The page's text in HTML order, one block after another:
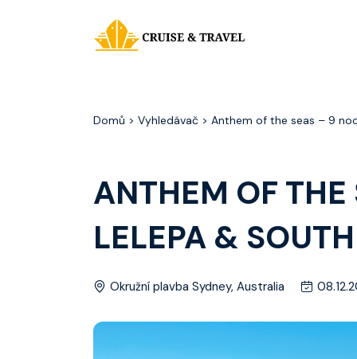
Domů > Vyhledávač > Anthem of the seas – 9
ANTHEM OF
LELEPA &
Okružní plavba Sydney, Australia